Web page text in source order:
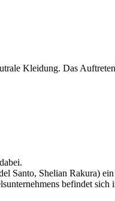
Kleidung. Das
Shelian Rakura)
befindet sich